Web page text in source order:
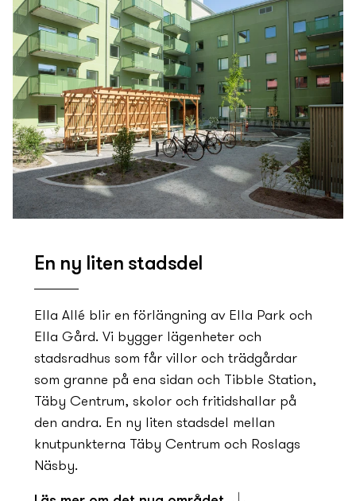
En ny­ liten stadsdel
Ella Allé blir en förlängning av Ella Park och
Ella Gård. Vi bygger lägenheter och
stadsradhus som får villor och trädgårdar
som granne på ena sidan och Tibble Station,
Täby Centrum, skolor och fritidshallar på
den andra. En ny­ liten stadsdel mellan
knutpunkterna Täby Centrum och Roslags
Näsby.